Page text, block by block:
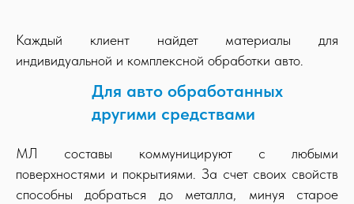
Каждый клиент найдет материалы для
индивидуальной и комплексной обработки авто.
Для авто обработанных
другими средствами
МЛ составы коммуницируют с любыми
поверхностями и покрытиями. За счет своих свойств
способны добраться до металла, минуя старое